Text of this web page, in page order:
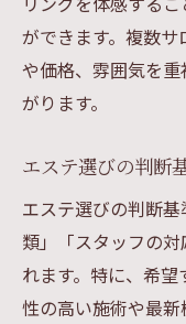
ができます。複数
や価格、雰囲気を
がります。
エステ選びの判断
エステ選びの判断
類」「スタッフの
れます。特に、希
性の高い施術や最